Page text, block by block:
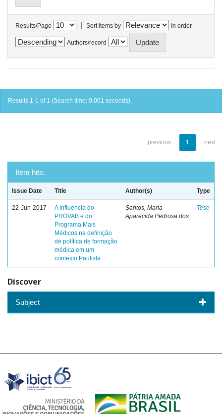
Results/Page | Sort items by In order
Authors/record
Results 1-1 of 1 (Search time: 0.001 seconds).
previous 1 next
Item hits:
Issue Date Title Author(s) Type
22-Jun-2017
A influência do
PROVAB e do
Programa Mais
Médicos na definição
de política de formação
médica em um
contexto Paulista
Santos, Maria
Aparecida Pedrosa dos
Tese
Discover
Subject